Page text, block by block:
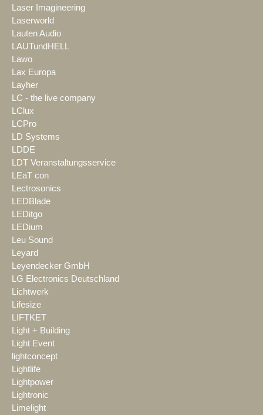
Laser Imagineering
Laserworld
Lauten Audio
LAUTundHELL
Lawo
Lax Europa
Layher
LC - the live company
LClux
LCPro
LD Systems
LDDE
LDT Veranstaltungsservice
LEaT con
Lectrosonics
LEDBlade
LEDitgo
LEDium
Leu Sound
Leyard
Leyendecker GmbH
LG Electronics Deutschland
Lichtwerk
Lifesize
LIFTKET
Light + Building
Light Event
lightconcept
Lightlife
Lightpower
Lightronic
Limelight